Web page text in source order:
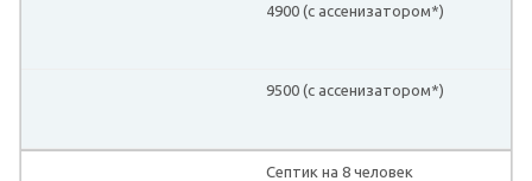
4900 (с ассенизатором*)
9500 (с ассенизатором*)
Септик на 8 человек